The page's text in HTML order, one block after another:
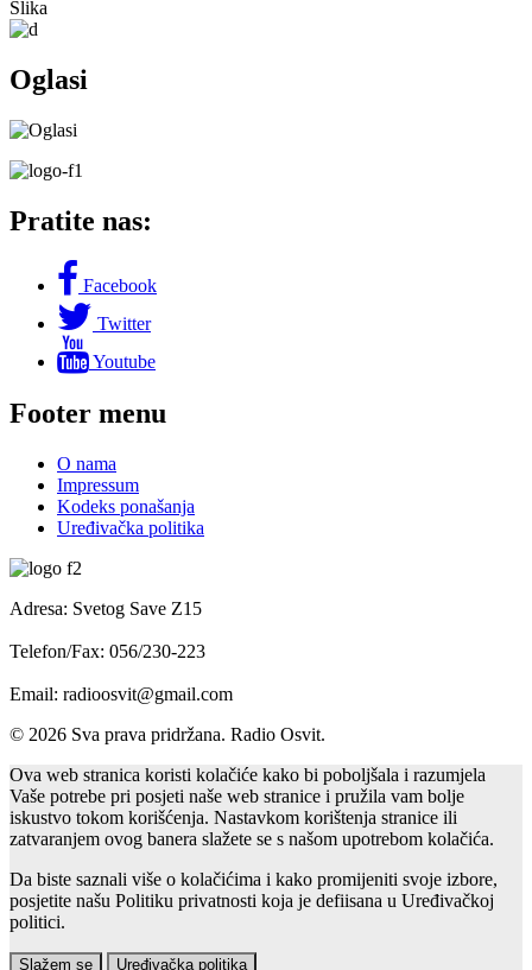
Slika
Oglasi
Pratite nas:
Facebook
Twitter
Youtube
Footer menu
O nama
Impressum
Kodeks ponašanja
Uređivačka politika
Adresa: Svetog Save Z15
Telefon/Fax: 056/230-223
Email: radioosvit@gmail.com
© 2026 Sva prava pridržana. Radio Osvit.
Ova web stranica koristi kolačiće kako bi poboljšala i razumjela
Vaše potrebe pri posjeti naše web stranice i pružila vam bolje
iskustvo tokom korišćenja. Nastavkom korištenja stranice ili
zatvaranjem ovog banera slažete se s našom upotrebom kolačića.
Da biste saznali više o kolačićima i kako promijeniti svoje izbore,
posjetite našu Politiku privatnosti koja je defiisana u Uređivačkoj
politici.
Slažem se Uređivačka politika